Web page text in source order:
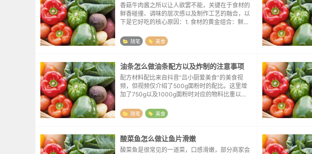
香菇牛肉酱之所以让人欲罢不能，关键在于食材的
鲜香碰撞、调味的层次感以及制作工艺的融合，以
下是它好吃的核心原因：1. 食材的黄金组合：鲜味
经过煸炒后释放油脂和肉香，提供扎实的咀嚼感和
动物蛋白的...
随笔 美食
油条怎么做油条配方以及炸制的注意事项
配方材料配比来自抖音“吕小厨爱美食”的美食视
频，但视频仅介绍了500g面粉时的配比。这里增
加了750g以及1000g面粉时对应的物料比重以供
“公鸡蛋”，“发财小手”这样抖机灵的话语，选用的
背景...
随笔 美食
酸菜鱼怎么做让鱼片滑嫩
酸菜鱼是很常见的一道菜，口感滑嫩，部分商家会